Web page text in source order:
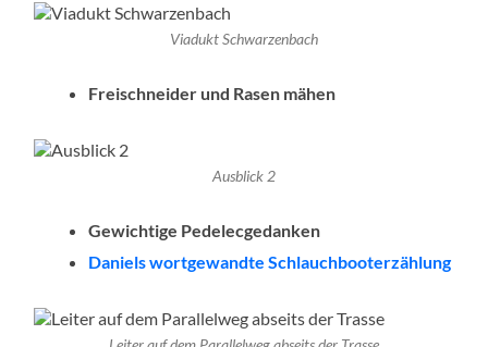
Viadukt Schwarzenbach
Freischneider und Rasen mähen
Ausblick 2
Gewichtige Pedelecgedanken
Daniels wortgewandte Schlauchbooterzählung